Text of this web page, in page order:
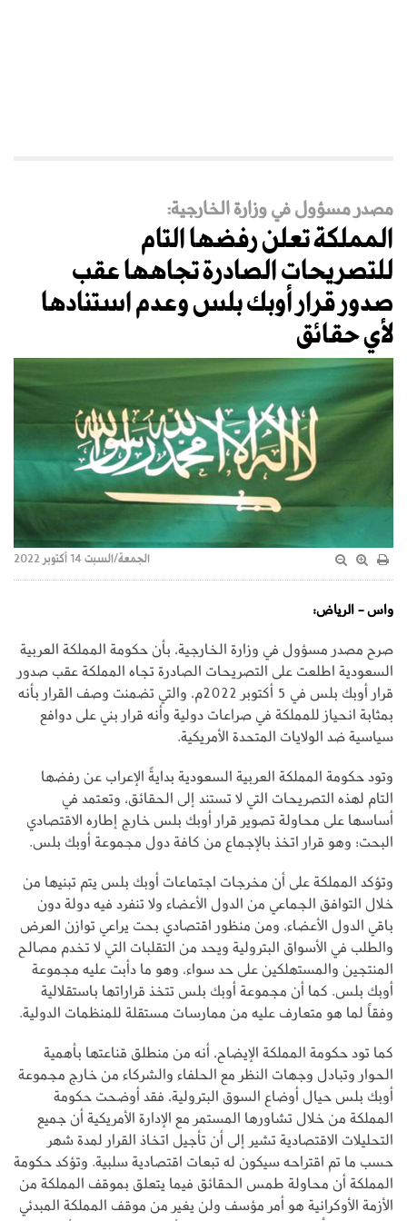
مصدر مسؤول في وزارة الخارجية:
المملكة تعلن رفضها التام
للتصريحات الصادرة تجاهها عقب
صدور قرار أوبك بلس وعدم استنادها
لأي حقائق
الجمعة/السبت 14 أكتوبر 2022
واس - الرياض:
صرح مصدر مسؤول في وزارة الخارجية، بأن حكومة المملكة العربية
السعودية اطلعت على التصريحات الصادرة تجاه المملكة عقب صدور
قرار أوبك بلس في 5 أكتوبر 2022م، والتي تضمنت وصف القرار بأنه
بمثابة انحياز للمملكة في صراعات دولية وأنه قرار بني على دوافع
سياسية ضد الولايات المتحدة الأمريكية. ‏‎
وتود حكومة المملكة العربية السعودية بدايةً الإعراب عن رفضها
التام لهذه التصريحات التي لا تستند إلى الحقائق، وتعتمد في
أساسها على محاولة تصوير قرار أوبك بلس خارج إطاره الاقتصادي
البحت؛ وهو قرار اتخذ بالإجماع من كافة دول مجموعة أوبك بلس.
وتؤكد المملكة على أن مخرجات اجتماعات أوبك بلس يتم تبنيها من
خلال التوافق الجماعي من الدول الأعضاء ولا تنفرد فيه دولة دون
باقي الدول الأعضاء، ومن منظور اقتصادي بحت يراعي توازن العرض
والطلب في الأسواق البترولية ويحد من التقلبات التي لا تخدم مصالح
المنتجين والمستهلكين على حد سواء، وهو ما دأبت عليه مجموعة
أوبك بلس. كما أن مجموعة أوبك بلس تتخذ قراراتها باستقلالية
وفقاً لما هو متعارف عليه من ممارسات مستقلة للمنظمات الدولية. ‏‎
كما تود حكومة المملكة الإيضاح، أنه من منطلق قناعتها بأهمية
الحوار وتبادل وجهات النظر مع الحلفاء والشركاء من خارج مجموعة
أوبك بلس حيال أوضاع السوق البترولية، فقد أوضحت حكومة
المملكة من خلال تشاورها المستمر مع الإدارة الأمريكية أن جميع
التحليلات الاقتصادية تشير إلى أن تأجيل اتخاذ القرار لمدة شهر
حسب ما تم اقتراحه سيكون له تبعات اقتصادية سلبية. وتؤكد حكومة
المملكة أن محاولة طمس الحقائق فيما يتعلق بموقف المملكة من
الأزمة الأوكرانية هو أمر مؤسف ولن يغير من موقف المملكة المبدئي